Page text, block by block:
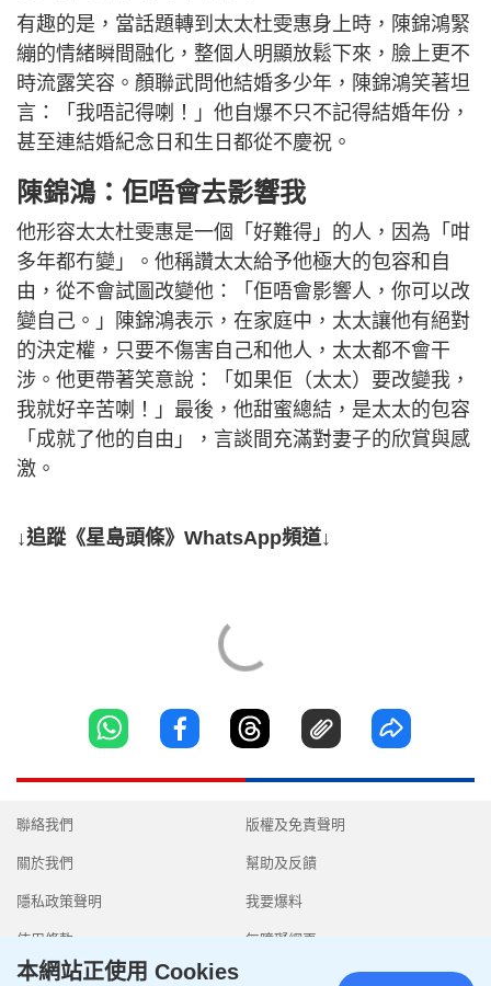
有趣的是，當話題轉到太太杜雯惠身上時，陳錦鴻緊
繃的情緒瞬間融化，整個人明顯放鬆下來，臉上更不
時流露笑容。顏聯武問他結婚多少年，陳錦鴻笑著坦
言：「我唔記得喇！」他自爆不只不記得結婚年份，
甚至連結婚紀念日和生日都從不慶祝。
陳錦鴻：佢唔會去影響我
他形容太太杜雯惠是一個「好難得」的人，因為「咁
多年都冇變」。他稱讚太太給予他極大的包容和自
由，從不會試圖改變他：「佢唔會影響人，你可以改
變自己。」陳錦鴻表示，在家庭中，太太讓他有絕對
的決定權，只要不傷害自己和他人，太太都不會干
涉。他更帶著笑意說：「如果佢（太太）要改變我，
我就好辛苦喇！」最後，他甜蜜總結，是太太的包容
「成就了他的自由」，言談間充滿對妻子的欣賞與感
激。
↓追蹤《星島頭條》WhatsApp頻道↓
聯絡我們
關於我們
隱私政策聲明
使用條款
版權及免責聲明
幫助及反饋
我要爆料
無障礙網頁
本網站正使用 Cookies